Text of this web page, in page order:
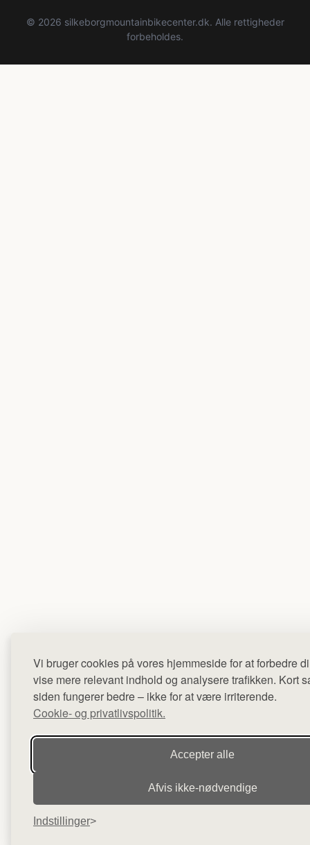
Vi bruger cookies på vores hjemmeside for at forbedre
vise mere relevant indhold og analysere trafikken. Kort
siden fungerer bedre – ikke for at være irriterende.
Cookie- og privatlivspolitik.
Accepter alle
Afvis ikke‑nødvendige
Indstillinger
© 2026 silkeborgmountainbikecenter.dk. Alle rettigheder
forbeholdes.